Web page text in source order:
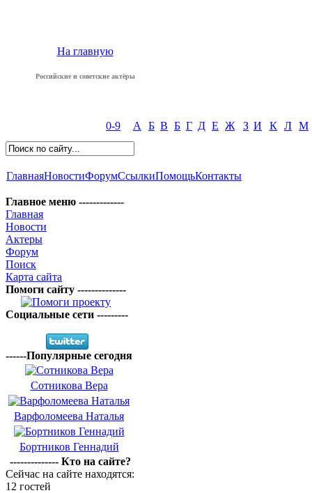
На главную
Российские и советские актёры
0-9 А Б В Б Г Д Е Ж З И К Л М
ГлавнаяНовостиФорумСсылкиПомощьКонтакты
Главное меню -------------
Главная
Новости
Актеры
Форум
Поиск
Карта сайта
Помоги сайту --------------
Социальные сети ---------
------Популярные сегодня
Сотникова Вера
Варфоломеева Наталья
Бортников Геннадий
-------------- Кто на сайте?
Сейчас на сайте находятся:
12 гостей